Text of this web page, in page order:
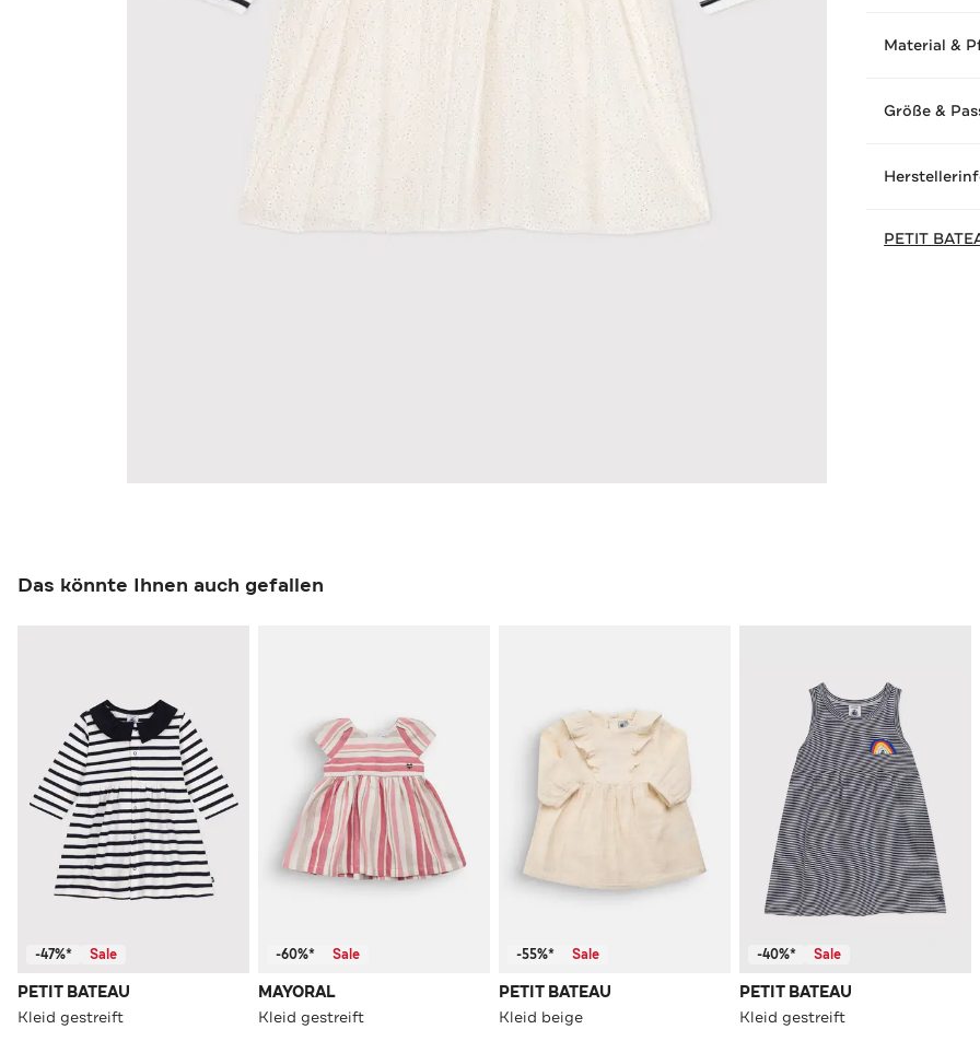
Material &
Größe &
PETIT
Das könnte Ihnen auch gefallen
-47%* Sale
PETIT BATEAU
Kleid gestreift
-60%* Sale
MAYORAL
Kleid gestreift
-55%* Sale
PETIT BATEAU
Kleid beige
-40%* Sale
PETIT BATEAU
Kleid gestreift